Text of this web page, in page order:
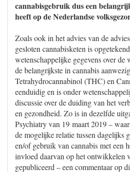
cannabisgebruik dus een
heeft op de Nederlandse
Zoals ook in het advies van de
gesloten cannabisketen is
wetenschappelijke gegevens over de
de belangrijkste in cannabis
Tetrahydrocannabinol (THC) en
eenduidig en is onder
discussie over de duiding van het
en gezondheid. Zo is in dezelfde
Psychiatry van 19 maart 2019 –
de mogelijke relatie tussen dagelijks
en/of gebruik van cannabis met een
invloed daarvan op het ontwikkelen
gepubliceerd – een commentaar op